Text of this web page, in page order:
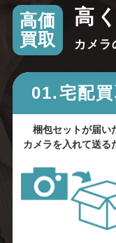
高価
買取
高
カメラ
01.宅配買
梱包セットが届い
カメラを入れて送る